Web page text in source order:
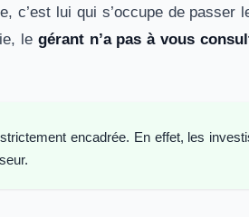
c’est lui qui s’occupe de passer
le gérant n’a pas à vous
encadrée. En effet, les